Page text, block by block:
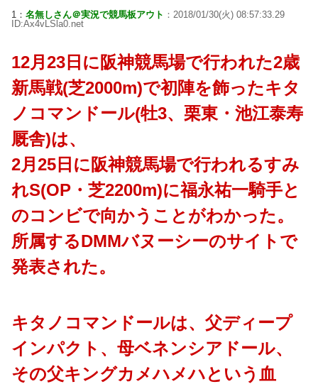
1： 名無しさん＠実況で競馬板アウト ：2018/01/30(火) 08:57:33.29
ID:Ax4vLSla0.net
12月23日に阪神競馬場で行われた2歳
新馬戦(芝2000m)で初陣を飾ったキタ
ノコマンドール(牡3、栗東・池江泰寿
厩舎)は、
2月25日に阪神競馬場で行われるすみ
れS(OP・芝2200m)に福永祐一騎手と
のコンビで向かうことがわかった。
所属するDMMバヌーシーのサイトで
発表された。
キタノコマンドールは、父ディープ
インパクト、母ベネンシアドール、
その父キングカメハメハという血